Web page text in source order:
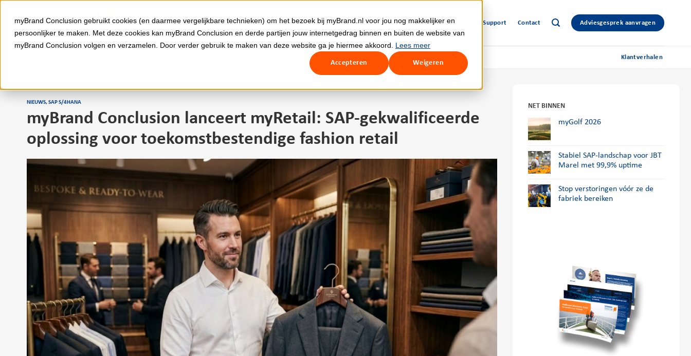
myBrand Conclusion gebruikt cookies (en daarmee vergelijkbare technieken) om het bezoek bij myBrand.nl voor jou nog makkelijker en
persoonlijker te maken. Met deze cookies kan myBrand Conclusion en derde partijen jouw internetgedrag binnen en buiten de website van
myBrand Conclusion volgen en verzamelen. Door verder gebruik te maken van deze website ga je hiermee akkoord. Lees meer
Accepteren Weigeren
naar
inhoud
Events Support Contact Adviesgesprek aanvragen
Werken bij Klantverhalen
NIEUWS,SAP S/4HANA
myBrand Conclusion lanceert myRetail: SAP‑gekwalificeerde
oplossing voor toekomstbestendige fashion retail
NET BINNEN
myGolf 2026
Stabiel SAP-landschap voor JBT
Marel met 99,9% uptime
Stop verstoringen vóór ze de
fabriek bereiken